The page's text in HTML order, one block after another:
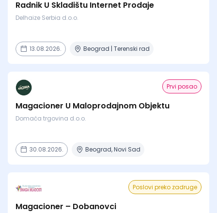
Radnik U Skladištu Internet Prodaje
Delhaize Serbia d.o.o.
13.08.2026. Beograd | Terenski rad
Prvi posao
Magacioner U Maloprodajnom Objektu
Domaća trgovina d.o.o.
30.08.2026. Beograd, Novi Sad
Poslovi preko zadruge
Magacioner – Dobanovci